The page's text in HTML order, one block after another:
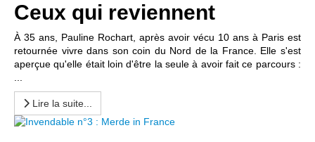
Ceux qui reviennent
À 35 ans, Pauline Rochart, après avoir vécu 10 ans à Paris est
retournée vivre dans son coin du Nord de la France. Elle s'est
aperçue qu'elle était loin d'être la seule à avoir fait ce parcours :
Lire la suite...